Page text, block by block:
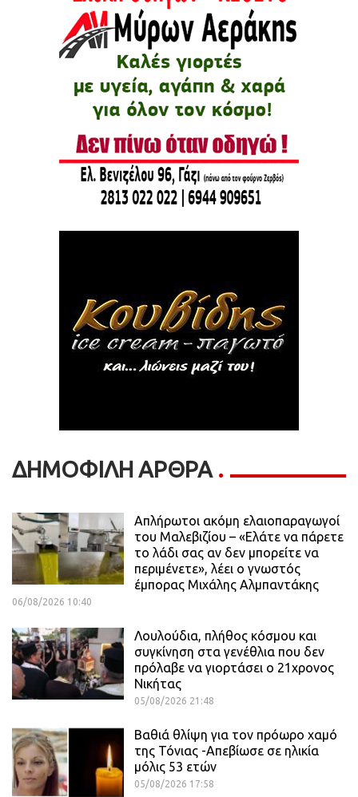
ΔΗΜΟΦΙΛΗ ΑΡΘΡΑ
Απλήρωτοι ακόμη ελαιοπαραγωγοί
του Μαλεβιζίου – «Ελάτε να πάρετε
το λάδι σας αν δεν μπορείτε να
περιμένετε», λέει ο γνωστός
έμπορας Μιχάλης Αλμπαντάκης
06/08/2026 10:40
Λουλούδια, πλήθος κόσμου και
συγκίνηση στα γενέθλια που δεν
πρόλαβε να γιορτάσει ο 21χρονος
Νικήτας
05/08/2026 21:48
Βαθιά θλίψη για τον πρόωρο χαμό
της Τόνιας -Απεβίωσε σε ηλικία
μόλις 53 ετών
05/08/2026 17:58